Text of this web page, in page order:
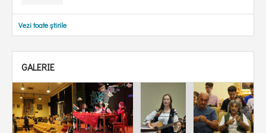
Vezi toate știrile
GALERIE